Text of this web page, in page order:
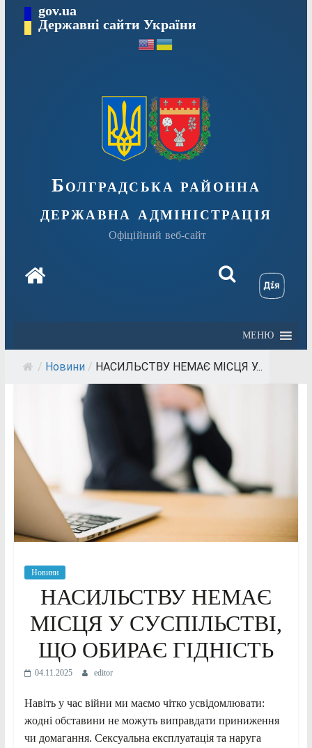
Перейтиgov.ua
Державні сайти України
Болградська районна
державна адміністрація
Офіційний веб-сайт
МЕНЮ
/ Новини / НАСИЛЬСТВУ НЕМАЄ МІСЦЯ У...
Новини
НАСИЛЬСТВУ НЕМАЄ
МІСЦЯ У СУСПІЛЬСТВІ,
ЩО ОБИРАЄ ГІДНІСТЬ
04.11.2025 editor
Навіть у час війни ми маємо чітко усвідомлювати:
жодні обставини не можуть виправдати приниження
чи домагання. Сексуальна експлуатація та наруга